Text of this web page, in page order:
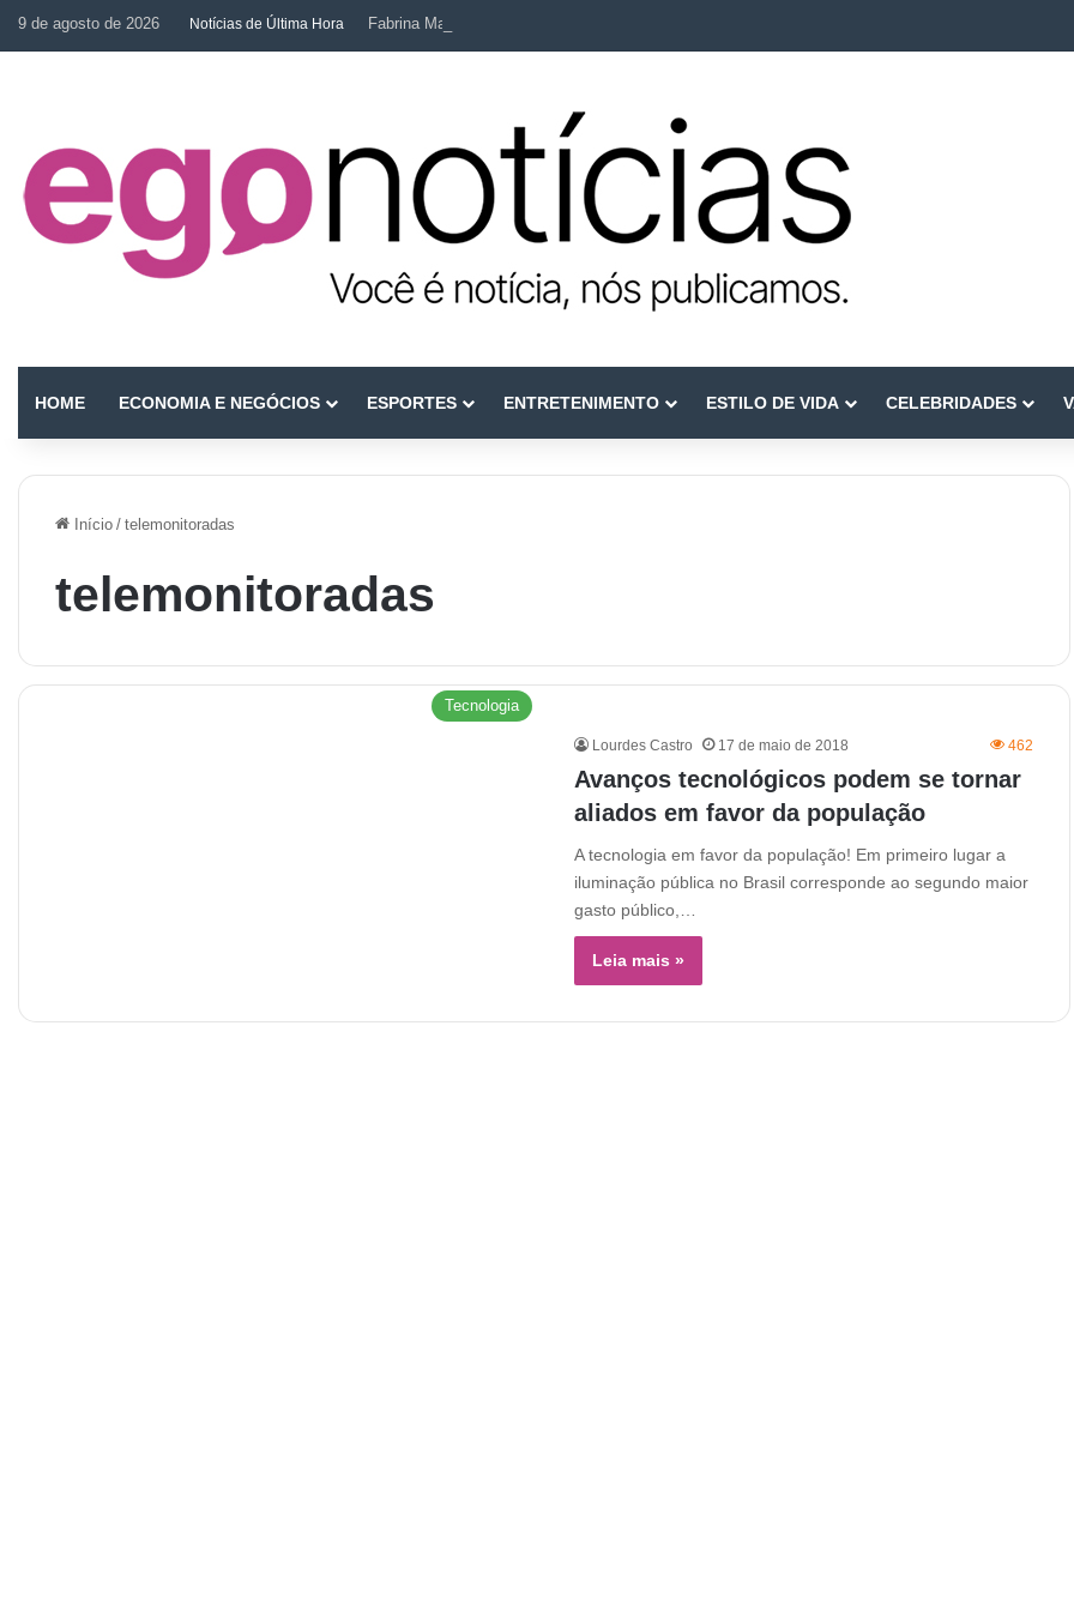
9 de agosto de 2026 Notícias de Última Hora Fabrina Mahin e a arte de reconstruir confiança
HOME ECONOMIA E NEGÓCIOS ESPORTES ENTRETENIMENTO ESTILO DE VIDA CELEBRIDADES
Início / telemonitoradas
telemonitoradas
Tecnologia
Lourdes Castro 17 de maio de 2018 462
Avanços tecnológicos podem se tornar
aliados em favor da população
A tecnologia em favor da população! Em primeiro lugar a
iluminação pública no Brasil corresponde ao segundo maior
gasto público,…
Leia mais »